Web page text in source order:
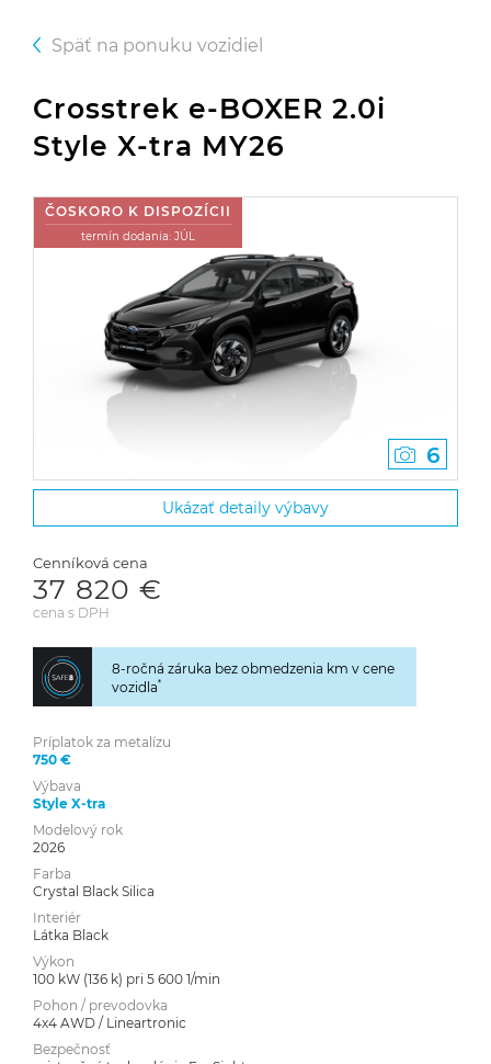
Späť na ponuku vozidiel
Crosstrek e‑BOXER 2.0i
Style X-tra MY26
ČOSKORO K DISPOZÍCII
termín dodania: JÚL
6
Ukázať detaily výbavy
Cenníková cena
37 820 €
cena s DPH
8-ročná záruka bez obmedzenia km v cene
vozidla*
Príplatok za metalízu
750 €
Výbava
Style X-tra
Modelový rok
2026
Farba
Crystal Black Silica
Interiér
Látka Black
Výkon
100 kW (136 k) pri 5 600 1/min
Pohon / prevodovka
4x4 AWD / Lineartronic
Bezpečnosť